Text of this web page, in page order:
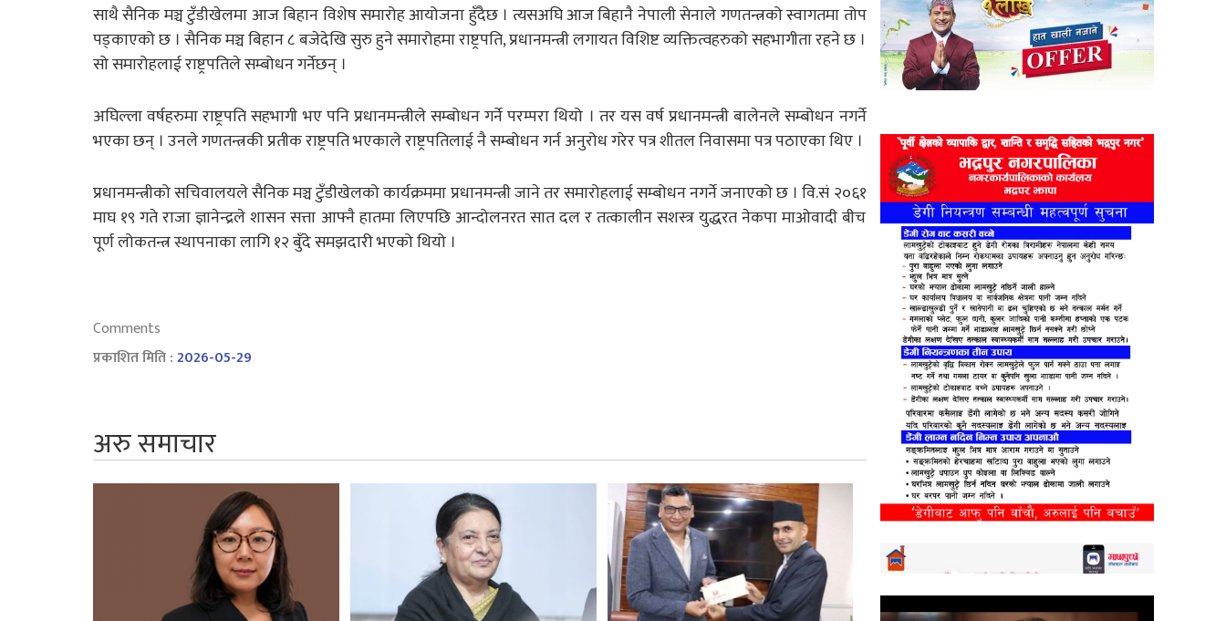
साथै सैनिक मञ्च टुँडीखेलमा आज बिहान विशेष समारोह आयोजना हुँदैछ । त्यसअघि आज बिहानै नेपाली सेनाले गणतन्त्रको स्वागतमा तोप
पड्काएको छ । सैनिक मञ्च बिहान ८ बजेदेखि सुरु हुने समारोहमा राष्ट्रपति, प्रधानमन्त्री लगायत विशिष्ट व्यक्तित्वहरुको सहभागीता रहने छ ।
सो समारोहलाई राष्ट्रपतिले सम्बोधन गर्नेछन् ।
अघिल्ला वर्षहरुमा राष्ट्रपति सहभागी भए पनि प्रधानमन्त्रीले सम्बोधन गर्ने परम्परा थियो । तर यस वर्ष प्रधानमन्त्री बालेनले सम्बोधन नगर्ने
भएका छन् । उनले गणतन्त्रकी प्रतीक राष्ट्रपति भएकाले राष्ट्रपतिलाई नै सम्बोधन गर्न अनुरोध गरेर पत्र शीतल निवासमा पत्र पठाएका थिए ।
प्रधानमन्त्रीको सचिवालयले सैनिक मञ्च टुँडीखेलको कार्यक्रममा प्रधानमन्त्री जाने तर समारोहलाई सम्बोधन नगर्ने जनाएको छ । वि.सं २०६१
माघ १९ गते राजा ज्ञानेन्द्रले शासन सत्ता आफ्नै हातमा लिएपछि आन्दोलनरत सात दल र तत्कालीन सशस्त्र युद्धरत नेकपा माओवादी बीच
पूर्ण लोकतन्त्र स्थापनाका लागि १२ बुँदे समझदारी भएको थियो ।
Comments
प्रकाशित मिति :2026-05-29
अरु समाचार